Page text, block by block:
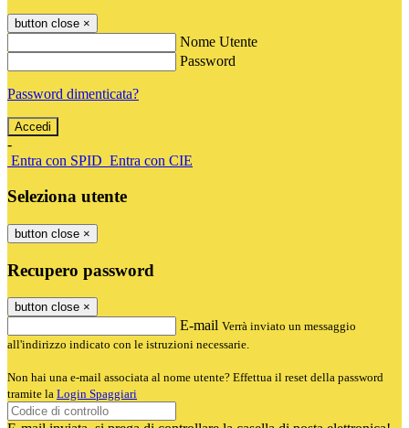
button close ×
Nome Utente
Password
Password dimenticata?
-
Entra con SPID Entra con CIE
Seleziona utente
button close ×
Recupero password
button close ×
E-mail Verrà inviato un messaggio
all'indirizzo indicato con le istruzioni necessarie.
Non hai una e-mail associata al nome utente? Effettua il reset della password
tramite la Login Spaggiari